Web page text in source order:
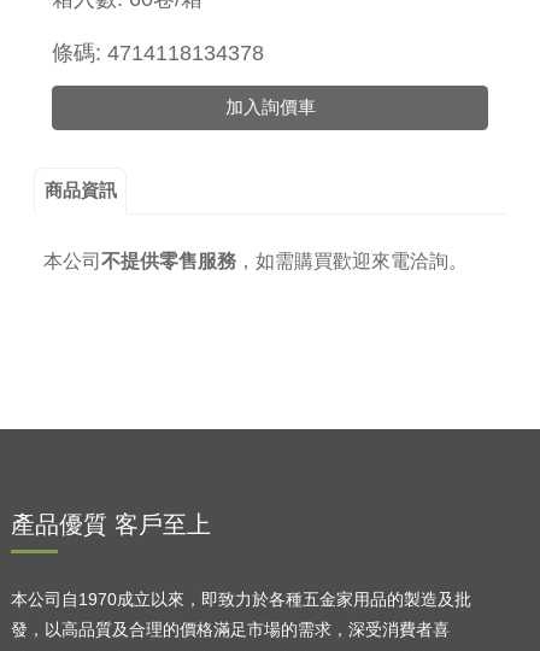
條碼: 4714118134378
加入詢價車
商品資訊
本公司 不提供零售服務， 如需購買歡迎來電洽詢。
產品優質 客戶至上
本公司自1970成立以來，即致力於各種五金家用品的製造及批
發，以高品質及合理的價格滿足市場的需求，深受消費者喜